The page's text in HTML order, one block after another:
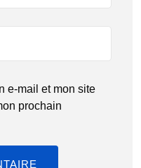
e-mail et mon site
prochain